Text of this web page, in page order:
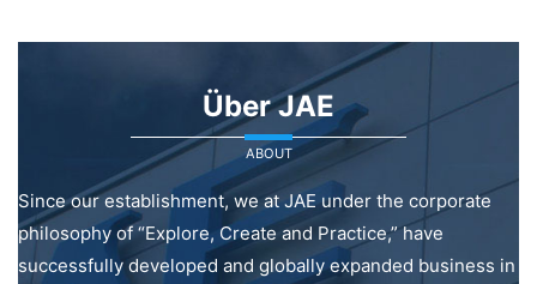
Über JAE
ABOUT
Since our establishment, we at JAE under the corporate
philosophy of “Explore, Create and Practice,” have
successfully developed and globally expanded business in